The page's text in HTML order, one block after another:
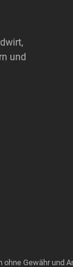
und
ohne Gewähr und